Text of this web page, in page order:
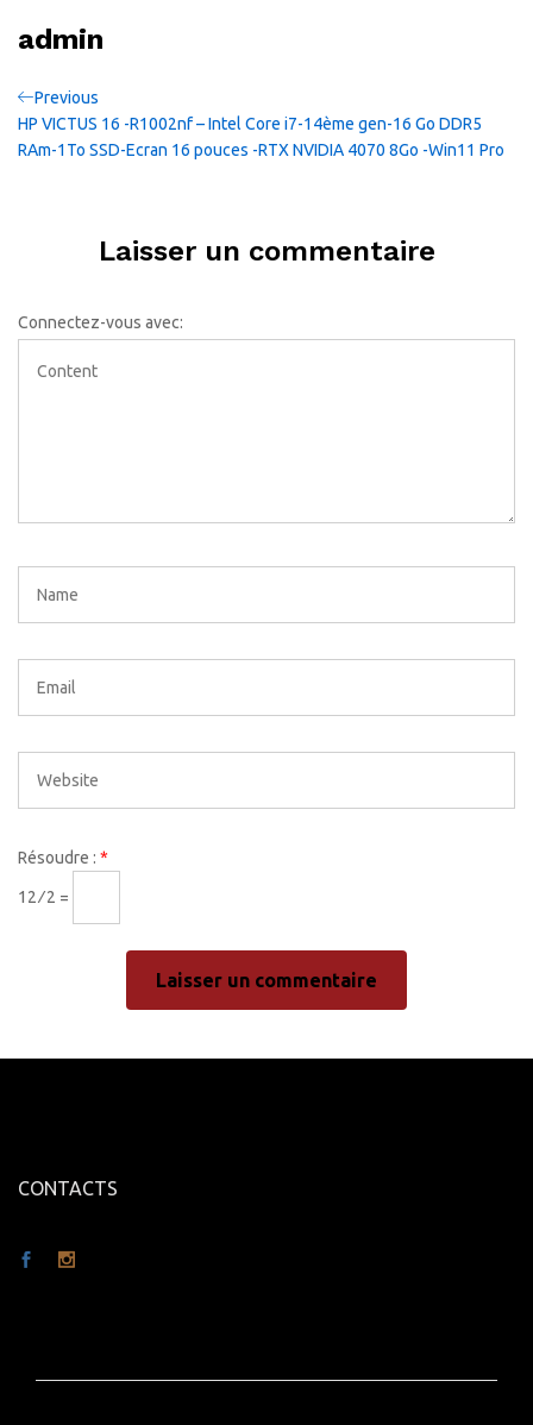
admin
Navigation
de
Previous
Post
Previous
HP VICTUS 16 -R1002nf – Intel Core i7-14ème gen-16 Go DDR5
RAm-1To SSD-Ecran 16 pouces -RTX NVIDIA 4070 8Go -Win11 Pro
Laisser un commentaire
Connectez-vous avec:
Résoudre : *
12 ⁄ 2 =
CONTACTS